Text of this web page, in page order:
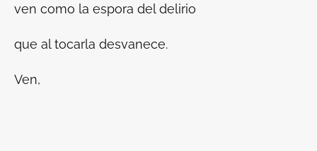
ven como la espora del delirio
que al tocarla desvanece.
Ven,